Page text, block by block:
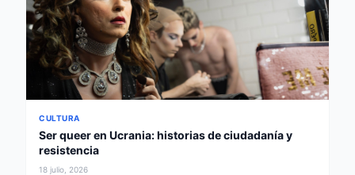
CULTURA
Ser queer en Ucrania: historias de ciudadanía y
resistencia
18 julio, 2026